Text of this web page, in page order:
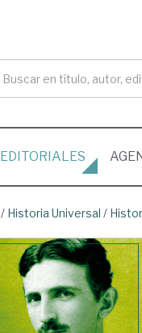
EDITORIALES
/ Historia Universal /